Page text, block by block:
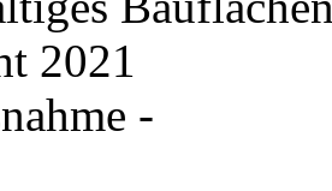
2021
-